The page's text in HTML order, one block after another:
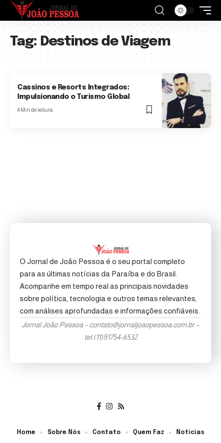
Tag: Destinos de Viagem
Cassinos e Resorts Integrados:
Impulsionando o Turismo Global
4 Min de leitura
O Jornal de João Pessoa é o seu portal completo
para as últimas notícias da Paraíba e do Brasil.
Acompanhe em tempo real as principais novidades
sobre política, tecnologia e outros temas relevantes,
com análises aprofundadas e informações confiáveis.
Jornal João Pessoa –contato@jornaljoaopessoa.com.br–
tel.(11)91754-6532
Home Sobre Nós Contato Quem Faz Noticias